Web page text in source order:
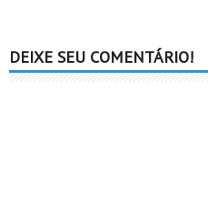
DEIXE SEU COMENTÁRIO!